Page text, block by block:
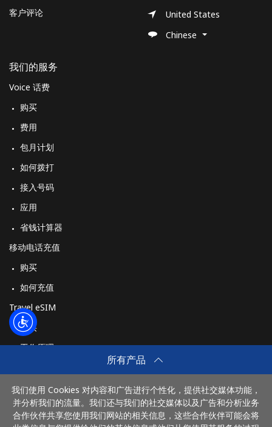
所有产品
我们使用 Cookies 对内容和广告进行个性化，提供社交媒体功能，
并分析我们的流量。我们还与我们的社交媒体以及广告和分析业务
合作伙伴共享您使用我们网站的相关信息，这些合作伙伴可能会将
客户评论
我们的服务
Voice 话费
购买
费用
包月计划
如何拨打
接入号码
应用
省钱计算器
移动电话充值
购买
如何充值
Travel eSIM
购买
工作原理
United States
Chinese
付款方式：